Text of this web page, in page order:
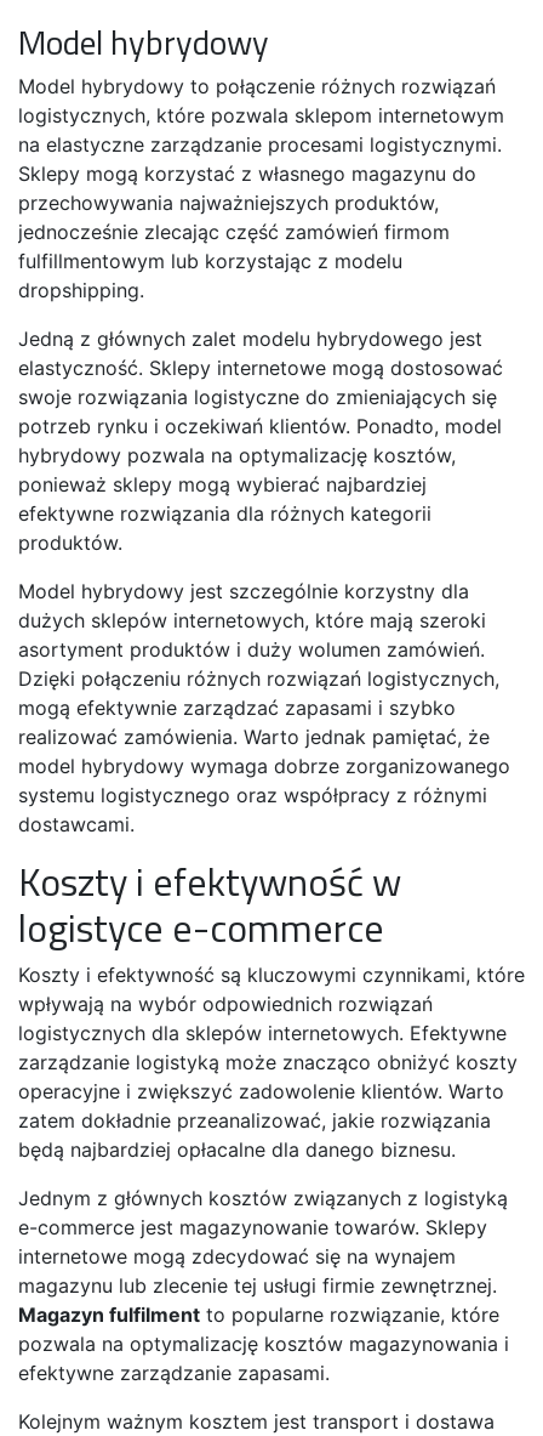
Model hybrydowy
Model hybrydowy to połączenie różnych rozwiązań
logistycznych, które pozwala sklepom internetowym
na elastyczne zarządzanie procesami logistycznymi.
Sklepy mogą korzystać z własnego magazynu do
przechowywania najważniejszych produktów,
jednocześnie zlecając część zamówień firmom
fulfillmentowym lub korzystając z modelu
dropshipping.
Jedną z głównych zalet modelu hybrydowego jest
elastyczność. Sklepy internetowe mogą dostosować
swoje rozwiązania logistyczne do zmieniających się
potrzeb rynku i oczekiwań klientów. Ponadto, model
hybrydowy pozwala na optymalizację kosztów,
ponieważ sklepy mogą wybierać najbardziej
efektywne rozwiązania dla różnych kategorii
produktów.
Model hybrydowy jest szczególnie korzystny dla
dużych sklepów internetowych, które mają szeroki
asortyment produktów i duży wolumen zamówień.
Dzięki połączeniu różnych rozwiązań logistycznych,
mogą efektywnie zarządzać zapasami i szybko
realizować zamówienia. Warto jednak pamiętać, że
model hybrydowy wymaga dobrze zorganizowanego
systemu logistycznego oraz współpracy z różnymi
dostawcami.
Koszty i efektywność w
logistyce e-commerce
Koszty i efektywność są kluczowymi czynnikami, które
wpływają na wybór odpowiednich rozwiązań
logistycznych dla sklepów internetowych. Efektywne
zarządzanie logistyką może znacząco obniżyć koszty
operacyjne i zwiększyć zadowolenie klientów. Warto
zatem dokładnie przeanalizować, jakie rozwiązania
będą najbardziej opłacalne dla danego biznesu.
Jednym z głównych kosztów związanych z logistyką
e-commerce jest magazynowanie towarów. Sklepy
internetowe mogą zdecydować się na wynajem
magazynu lub zlecenie tej usługi firmie zewnętrznej.
Magazyn fulfilment to popularne rozwiązanie, które
pozwala na optymalizację kosztów magazynowania i
efektywne zarządzanie zapasami.
Kolejnym ważnym kosztem jest transport i dostawa